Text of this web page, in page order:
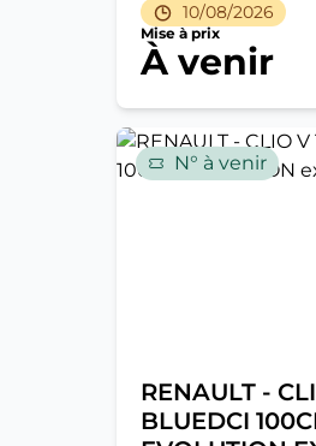
10/08/2026
Mise à prix
À venir
N° à venir
RENAULT -
BLUEDCI